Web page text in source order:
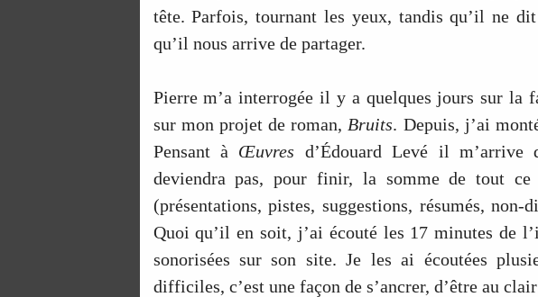
tête. Parfois, tournant les yeux, tandis qu’il ne
qu’il nous arrive de partager.
Pierre m’a interrogée il y a quelques jours sur la
sur mon projet de roman, Bruits. Depuis, j’ai
Pensant à Œuvres d’Édouard Levé il
deviendra pas, pour finir, la somme de tout
(présentations, pistes, suggestions, résumés,
Quoi qu’il en soit, j’ai écouté les 17 minutes de
sonorisées sur son site. Je les ai écoutées
difficiles, c’est une façon de s’ancrer, d’être au